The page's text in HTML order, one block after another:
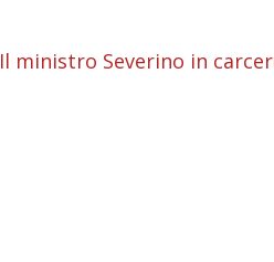
er
Il ministro Severino in